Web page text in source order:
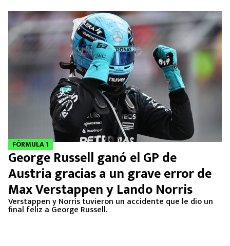
FÓRMULA 1
George Russell ganó el GP de
Austria gracias a un grave error de
Max Verstappen y Lando Norris
Verstappen y Norris tuvieron un accidente que le dio un
final feliz a George Russell.